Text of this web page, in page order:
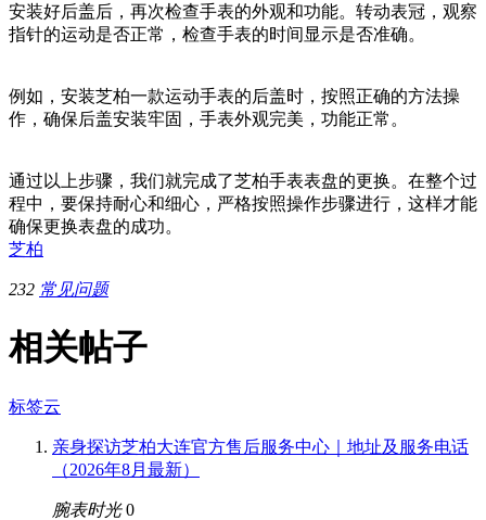
安装好后盖后，再次检查手表的外观和功能。转动表冠，观察
指针的运动是否正常，检查手表的时间显示是否准确。
例如，安装芝柏一款运动手表的后盖时，按照正确的方法操
作，确保后盖安装牢固，手表外观完美，功能正常。
通过以上步骤，我们就完成了芝柏手表表盘的更换。在整个过
程中，要保持耐心和细心，严格按照操作步骤进行，这样才能
确保更换表盘的成功。
芝柏
232 常见问题
相关帖子
标签云
亲身探访芝柏大连官方售后服务中心｜地址及服务电话
（2026年8月最新）
腕表时光 0